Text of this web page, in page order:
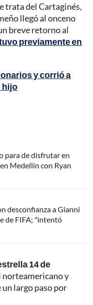
trata del Cartaginés,
llegó al onceno
breve retorno al
previamente en
y corrió a
hijo
para de disfrutar en
Medellín con Ryan
desconfianza a Gianni
de FIFA; "intentó
14 de
norteamericano y
largo paso por